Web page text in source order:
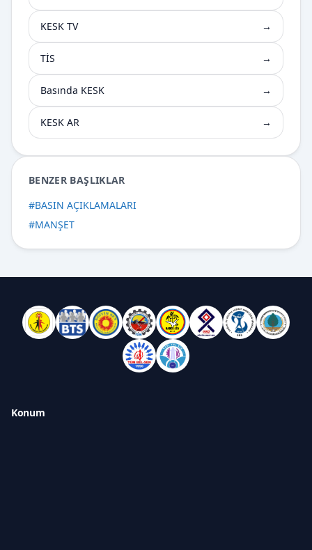
KESK TV →
TİS →
Basında KESK →
KESK AR →
BENZER BAŞLIKLAR
#BASIN AÇIKLAMALARI
#MANŞET
Konum